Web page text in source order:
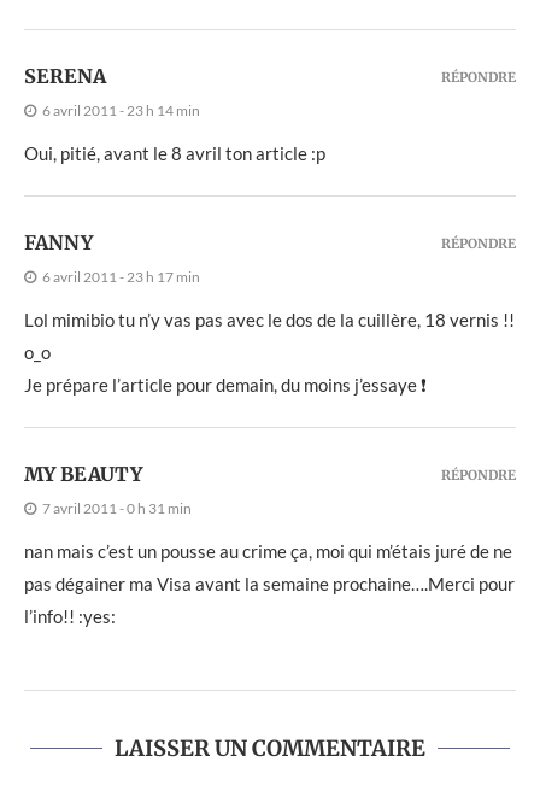
SERENA
6 avril 2011 - 23 h 14 min
Oui, pitié, avant le 8 avril ton article :p
RÉPONDRE
FANNY
6 avril 2011 - 23 h 17 min
Lol mimibio tu n’y vas pas avec le dos de la cuillère, 18 vernis !!
o_o
Je prépare l’article pour demain, du moins j’essaye ❗
RÉPONDRE
MY BEAUTY
7 avril 2011 - 0 h 31 min
nan mais c’est un pousse au crime ça, moi qui m’étais juré de ne
pas dégainer ma Visa avant la semaine prochaine….Merci pour
l’info!! :yes:
RÉPONDRE
LAISSER UN COMMENTAIRE